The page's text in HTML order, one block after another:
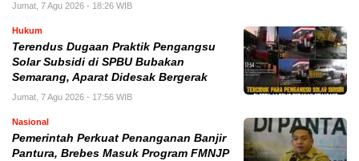
Jumat, 7 Agu 2026 - 18:26 WIB
Hukum
Terendus Dugaan Praktik Pengangsu
Solar Subsidi di SPBU Bubakan
Semarang, Aparat Didesak Bergerak
Jumat, 7 Agu 2026 - 17:56 WIB
Nasional
Pemerintah Perkuat Penanganan Banjir
Pantura, Brebes Masuk Program FMNJP